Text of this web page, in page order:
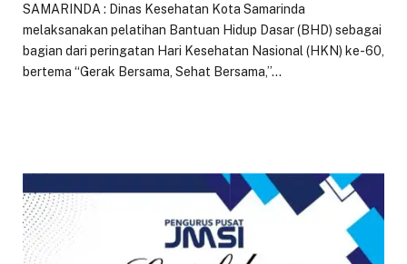
SAMARINDA : Dinas Kesehatan Kota Samarinda
melaksanakan pelatihan Bantuan Hidup Dasar (BHD) sebagai
bagian dari peringatan Hari Kesehatan Nasional (HKN) ke-60,
bertema “Gerak Bersama, Sehat Bersama,”…